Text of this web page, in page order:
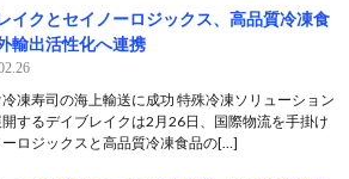
イクとセイノーロジックス、高品質冷凍食
輸出活性化へ連携
凍寿司の海上輸送に成功 特殊冷凍ソリューション
するデイブレイクは2月26日、国際物流を手掛け
ーロジックスと高品質冷凍食品の[…]